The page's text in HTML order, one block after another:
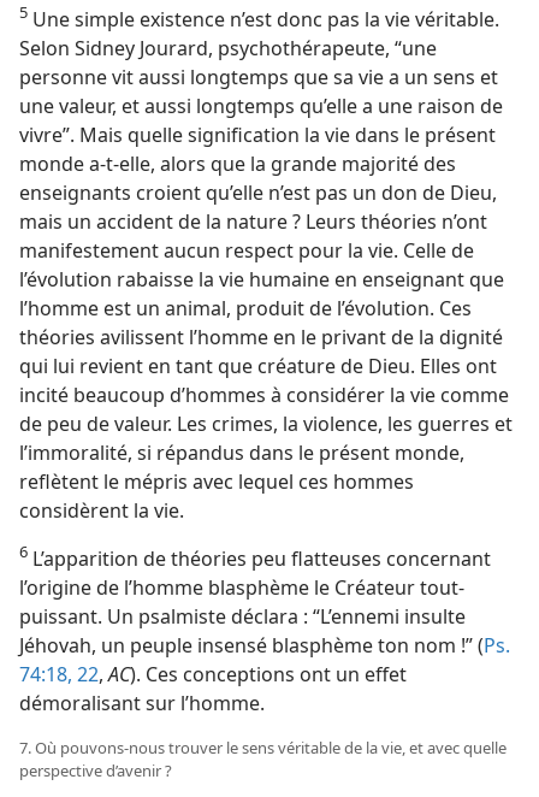
5 Une simple existence n’est donc pas la vie véritable.
Selon Sidney Jourard, psychothérapeute, “une
personne vit aussi longtemps que sa vie a un sens et
une valeur, et aussi longtemps qu’elle a une raison de
vivre”. Mais quelle signification la vie dans le présent
monde a-​t-​elle, alors que la grande majorité des
enseignants croient qu’elle n’est pas un don de Dieu,
mais un accident de la nature ? Leurs théories n’ont
manifestement aucun respect pour la vie. Celle de
l’évolution rabaisse la vie humaine en enseignant que
l’homme est un animal, produit de l’évolution. Ces
théories avilissent l’homme en le privant de la dignité
qui lui revient en tant que créature de Dieu. Elles ont
incité beaucoup d’hommes à considérer la vie comme
de peu de valeur. Les crimes, la violence, les guerres et
l’immoralité, si répandus dans le présent monde,
reflètent le mépris avec lequel ces hommes
considèrent la vie.
6 L’apparition de théories peu flatteuses concernant
l’origine de l’homme blasphème le Créateur tout-
puissant. Un psalmiste déclara : “L’ennemi insulte
Jéhovah, un peuple insensé blasphème ton nom !” (Ps.
74:18, 22,AC). Ces conceptions ont un effet
démoralisant sur l’homme.
7. Où pouvons-​nous trouver le sens véritable de la vie, et avec quelle
perspective d’avenir ?